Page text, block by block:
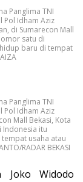
Panglima TNI
Pol Idham Aziz
di Sumarecon Mall
satu di
baru di tempat
Panglima TNI
Pol Idham Aziz
Mall Bekasi, Kota
Indonesia itu
usaha atau
RADAR BEKASI
Joko Widodo